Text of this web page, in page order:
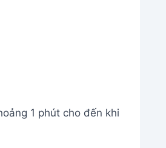
1 phút cho đến khi